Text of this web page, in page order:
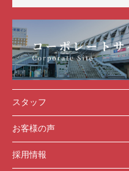
スタッフ
お客様の声
採用情報